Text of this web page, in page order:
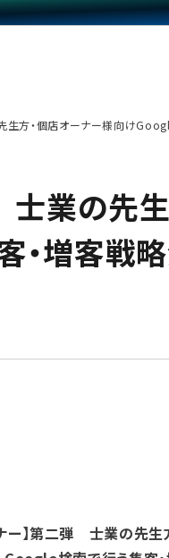
生方・個店オーナー様向け
士業の先
・増客戦
ー】第二弾 士業の先生